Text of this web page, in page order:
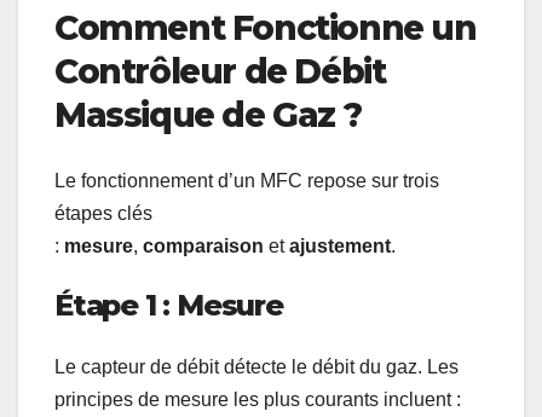
Comment Fonctionne un
Contrôleur de Débit
Massique de Gaz ?
Le fonctionnement d’un MFC repose sur trois
étapes clés
: mesure, comparaison etajustement.
Étape 1 : Mesure
Le capteur de débit détecte le débit du gaz. Les
principes de mesure les plus courants incluent :